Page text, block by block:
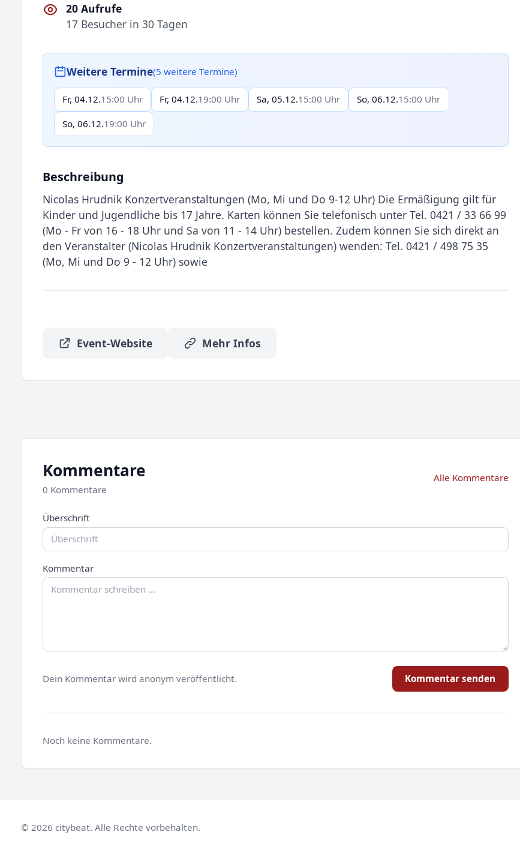
20 Aufrufe
17 Besucher in 30 Tagen
Weitere Termine(5 weitere Termine)
Fr, 04.12.15:00 Uhr Fr, 04.12.19:00 Uhr Sa, 05.12.15:00 Uhr So, 06.12.15:00 Uhr
So, 06.12.19:00 Uhr
Beschreibung
Nicolas Hrudnik Konzertveranstaltungen (Mo, Mi und Do 9-12 Uhr) Die Ermäßigung gilt für
Kinder und Jugendliche bis 17 Jahre. Karten können Sie telefonisch unter Tel. 0421 / 33 66 99
(Mo - Fr von 16 - 18 Uhr und Sa von 11 - 14 Uhr) bestellen. Zudem können Sie sich direkt an
den Veranstalter (Nicolas Hrudnik Konzertveranstaltungen) wenden: Tel. 0421 / 498 75 35
(Mo, Mi und Do 9 - 12 Uhr) sowie
Event-Website Mehr Infos
Kommentare
0 Kommentare
Alle Kommentare
Überschrift
Kommentar
Dein Kommentar wird anonym veröffentlicht. Kommentar senden
Noch keine Kommentare.
© 2026 citybeat. Alle Rechte vorbehalten.